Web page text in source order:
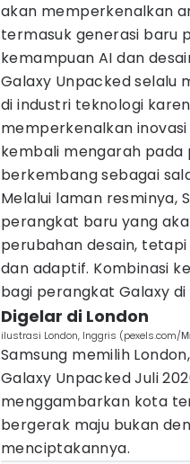
akan memperkenalkan
termasuk generasi baru
kemampuan AI dan
Galaxy Unpacked selalu
di industri teknologi
memperkenalkan
kembali mengarah
berkembang sebagai
Melalui laman resminya,
perangkat baru yang
perubahan desain,
dan adaptif. Kombinasi
bagi perangkat Galaxy
Digelar di London
ilustrasi London, Inggris (pexels.com/
Samsung memilih
Galaxy Unpacked Juli
menggambarkan kota
bergerak maju bukan
menciptakannya.